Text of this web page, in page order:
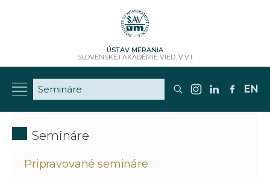
ÚSTAV MERANIA
SLOVENSKEJ AKADÉMIE VIED, V.V.I.
EN
Semináre
Pripravované semináre